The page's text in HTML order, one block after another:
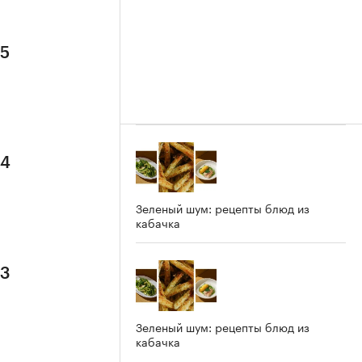
Зеленый шум: рецепты блюд из
кабачка
Зеленый шум: рецепты блюд из
кабачка